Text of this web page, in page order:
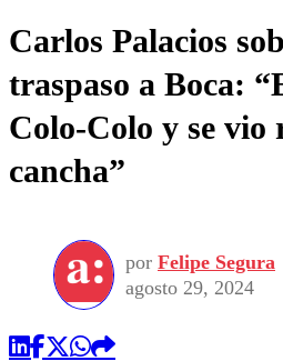
Carlos Palacios
traspaso a Boca:
Colo-Colo y se vio
cancha”
por Felipe Segura
agosto 29, 2024